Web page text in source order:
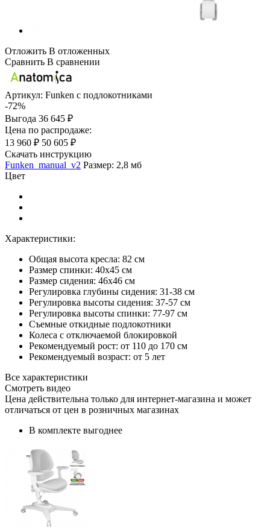
Отложить В отложенных
Сравнить В сравнении
Артикул: Funken с подлокотниками
-72%
Выгода 36 645 ₽
Цена по распродаже:
13 960 ₽ 50 605 ₽
Скачать инструкцию
Funken_manual_v2 Размер: 2,8 мб
Цвет
Характеристики:
Общая высота кресла: 82 см
Размер спинки: 40x45 см
Размер сидения: 46x46 см
Регулировка глубины сидения: 31-38 см
Регулировка высоты сидения: 37-57 см
Регулировка высоты спинки: 77-97 см
Съемные откидные подлокотники
Колеса с отключаемой блокировкой
Рекомендуемый рост: от 110 до 170 см
Рекомендуемый возраст: от 5 лет
Все характеристики
Смотреть видео
Цена действительна только для интернет-магазина и может
отличаться от цен в розничных магазинах
В комплекте выгоднее